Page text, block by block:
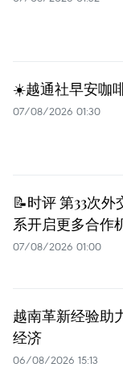
☀️越通社早安咖
07/08/2026 01:30
📝时评 第33次
系开启更多合作
07/08/2026 01:00
越南革新经验助
经济
06/08/2026 15:13